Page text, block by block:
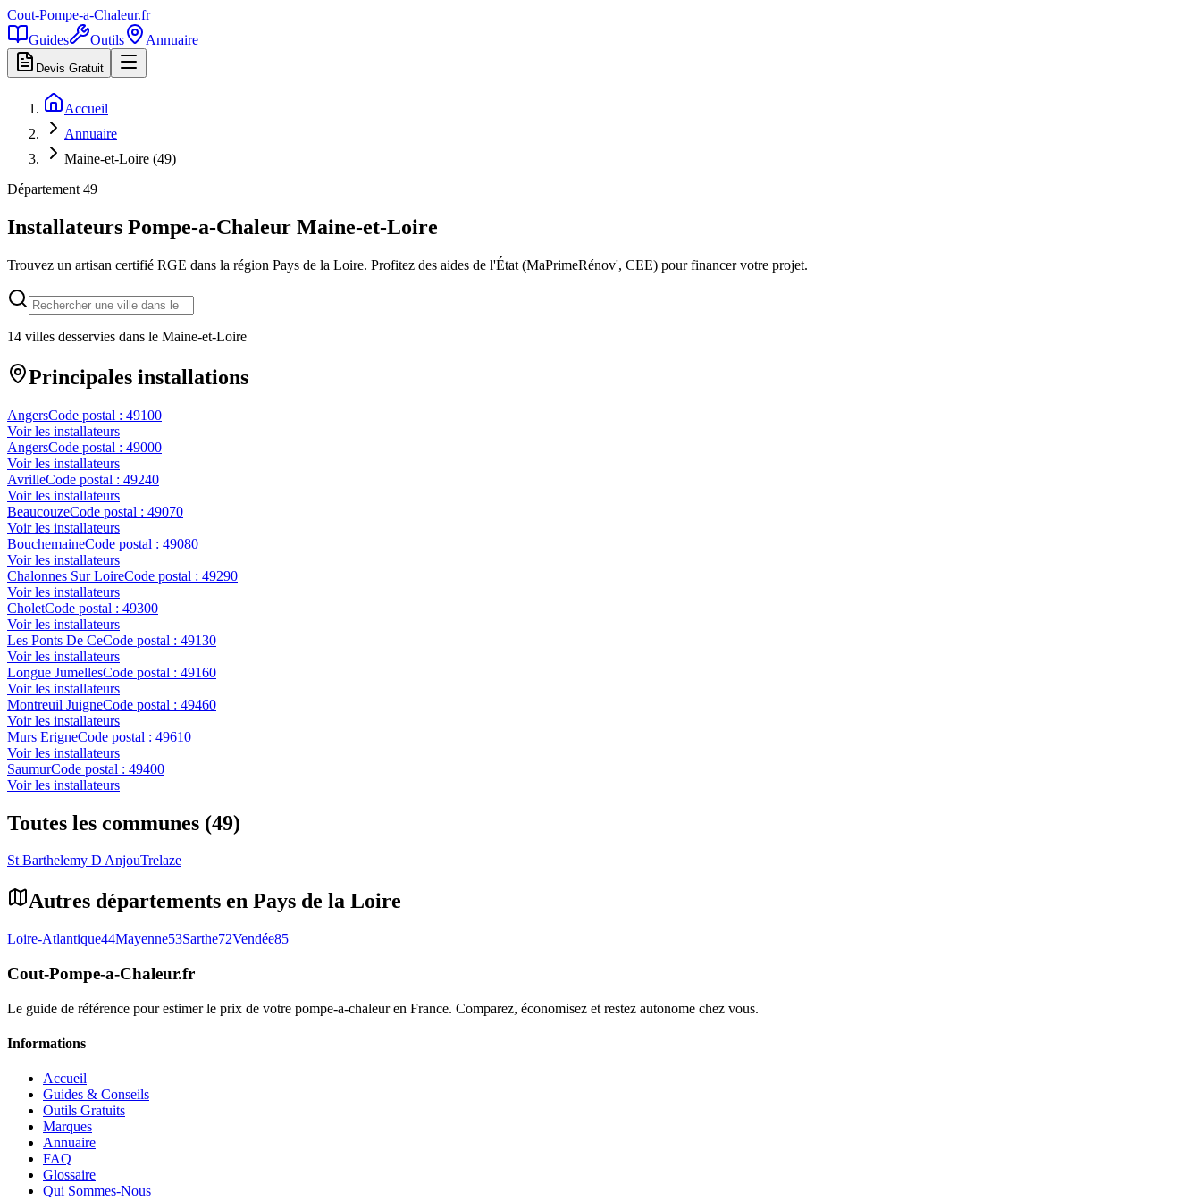
Cout-Pompe-a-Chaleur.fr
Guides
Outils Annuaire
Devis Gratuit
Accueil
Annuaire
Maine-et-Loire (49)
Département 49
Installateurs Pompe-a-Chaleur Maine-et-Loire
Trouvez un artisan certifié RGE dans la région Pays de la Loire. Profitez des aides de l'État (MaPrimeRénov', CEE) pour financer votre projet.
14 villes desservies dans le Maine-et-Loire
Principales installations
AngersCode postal : 49100
Voir les installateurs
AngersCode postal : 49000
Voir les installateurs
AvrilleCode postal : 49240
Voir les installateurs
BeaucouzeCode postal : 49070
Voir les installateurs
BouchemaineCode postal : 49080
Voir les installateurs
Chalonnes Sur LoireCode postal : 49290
Voir les installateurs
CholetCode postal : 49300
Voir les installateurs
Les Ponts De CeCode postal : 49130
Voir les installateurs
Longue JumellesCode postal : 49160
Voir les installateurs
Montreuil JuigneCode postal : 49460
Voir les installateurs
Murs ErigneCode postal : 49610
Voir les installateurs
SaumurCode postal : 49400
Voir les installateurs
Toutes les communes (49)
St Barthelemy D AnjouTrelaze
Autres départements en Pays de la Loire
Loire-Atlantique44Mayenne53Sarthe72Vendée85
Cout-Pompe-a-Chaleur.fr
Le guide de référence pour estimer le prix de votre pompe-a-chaleur en France. Comparez, économisez et restez autonome chez vous.
Informations
Accueil
Guides & Conseils
Outils Gratuits
Marques
Annuaire
FAQ
Glossaire
Qui Sommes-Nous